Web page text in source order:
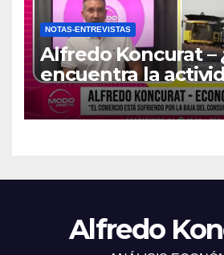
NOTAS-ENTREVISTAS
Alfredo Koncurat –
encuentra la
económica del
Alfredo